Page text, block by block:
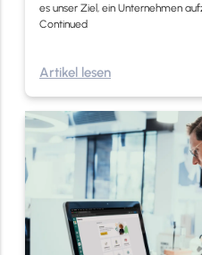
es unser Ziel, ein Unternehmen
Continued
Artikel lesen